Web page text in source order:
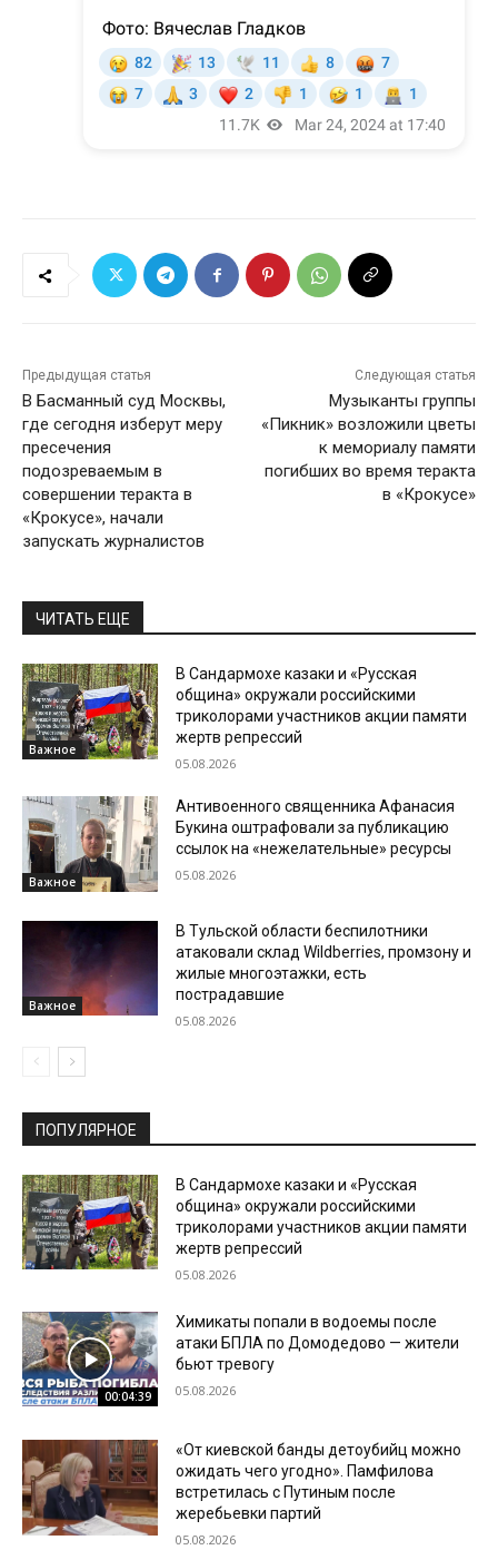
Предыдущая статья
В Басманный суд Москвы,
где сегодня изберут меру
пресечения
подозреваемым в
совершении теракта в
«Крокусе», начали
запускать журналистов
Следующая статья
Музыканты группы
«Пикник» возложили цветы
к мемориалу памяти
погибших во время теракта
в «Крокусе»
ЧИТАТЬ ЕЩЕ
Важное
В Сандармохе казаки и «Русская
община» окружали российскими
триколорами участников акции памяти
жертв репрессий
05.08.2026
Важное
Антивоенного священника Афанасия
Букина оштрафовали за публикацию
ссылок на «нежелательные» ресурсы
05.08.2026
Важное
В Тульской области беспилотники
атаковали склад Wildberries, промзону и
жилые многоэтажки, есть
пострадавшие
05.08.2026
ПОПУЛЯРНОЕ
В Сандармохе казаки и «Русская
община» окружали российскими
триколорами участников акции памяти
жертв репрессий
05.08.2026
00:04:39
Химикаты попали в водоемы после
атаки БПЛА по Домодедово — жители
бьют тревогу
05.08.2026
«От киевской банды детоубийц можно
ожидать чего угодно». Памфилова
встретилась с Путиным после
жеребьевки партий
05.08.2026